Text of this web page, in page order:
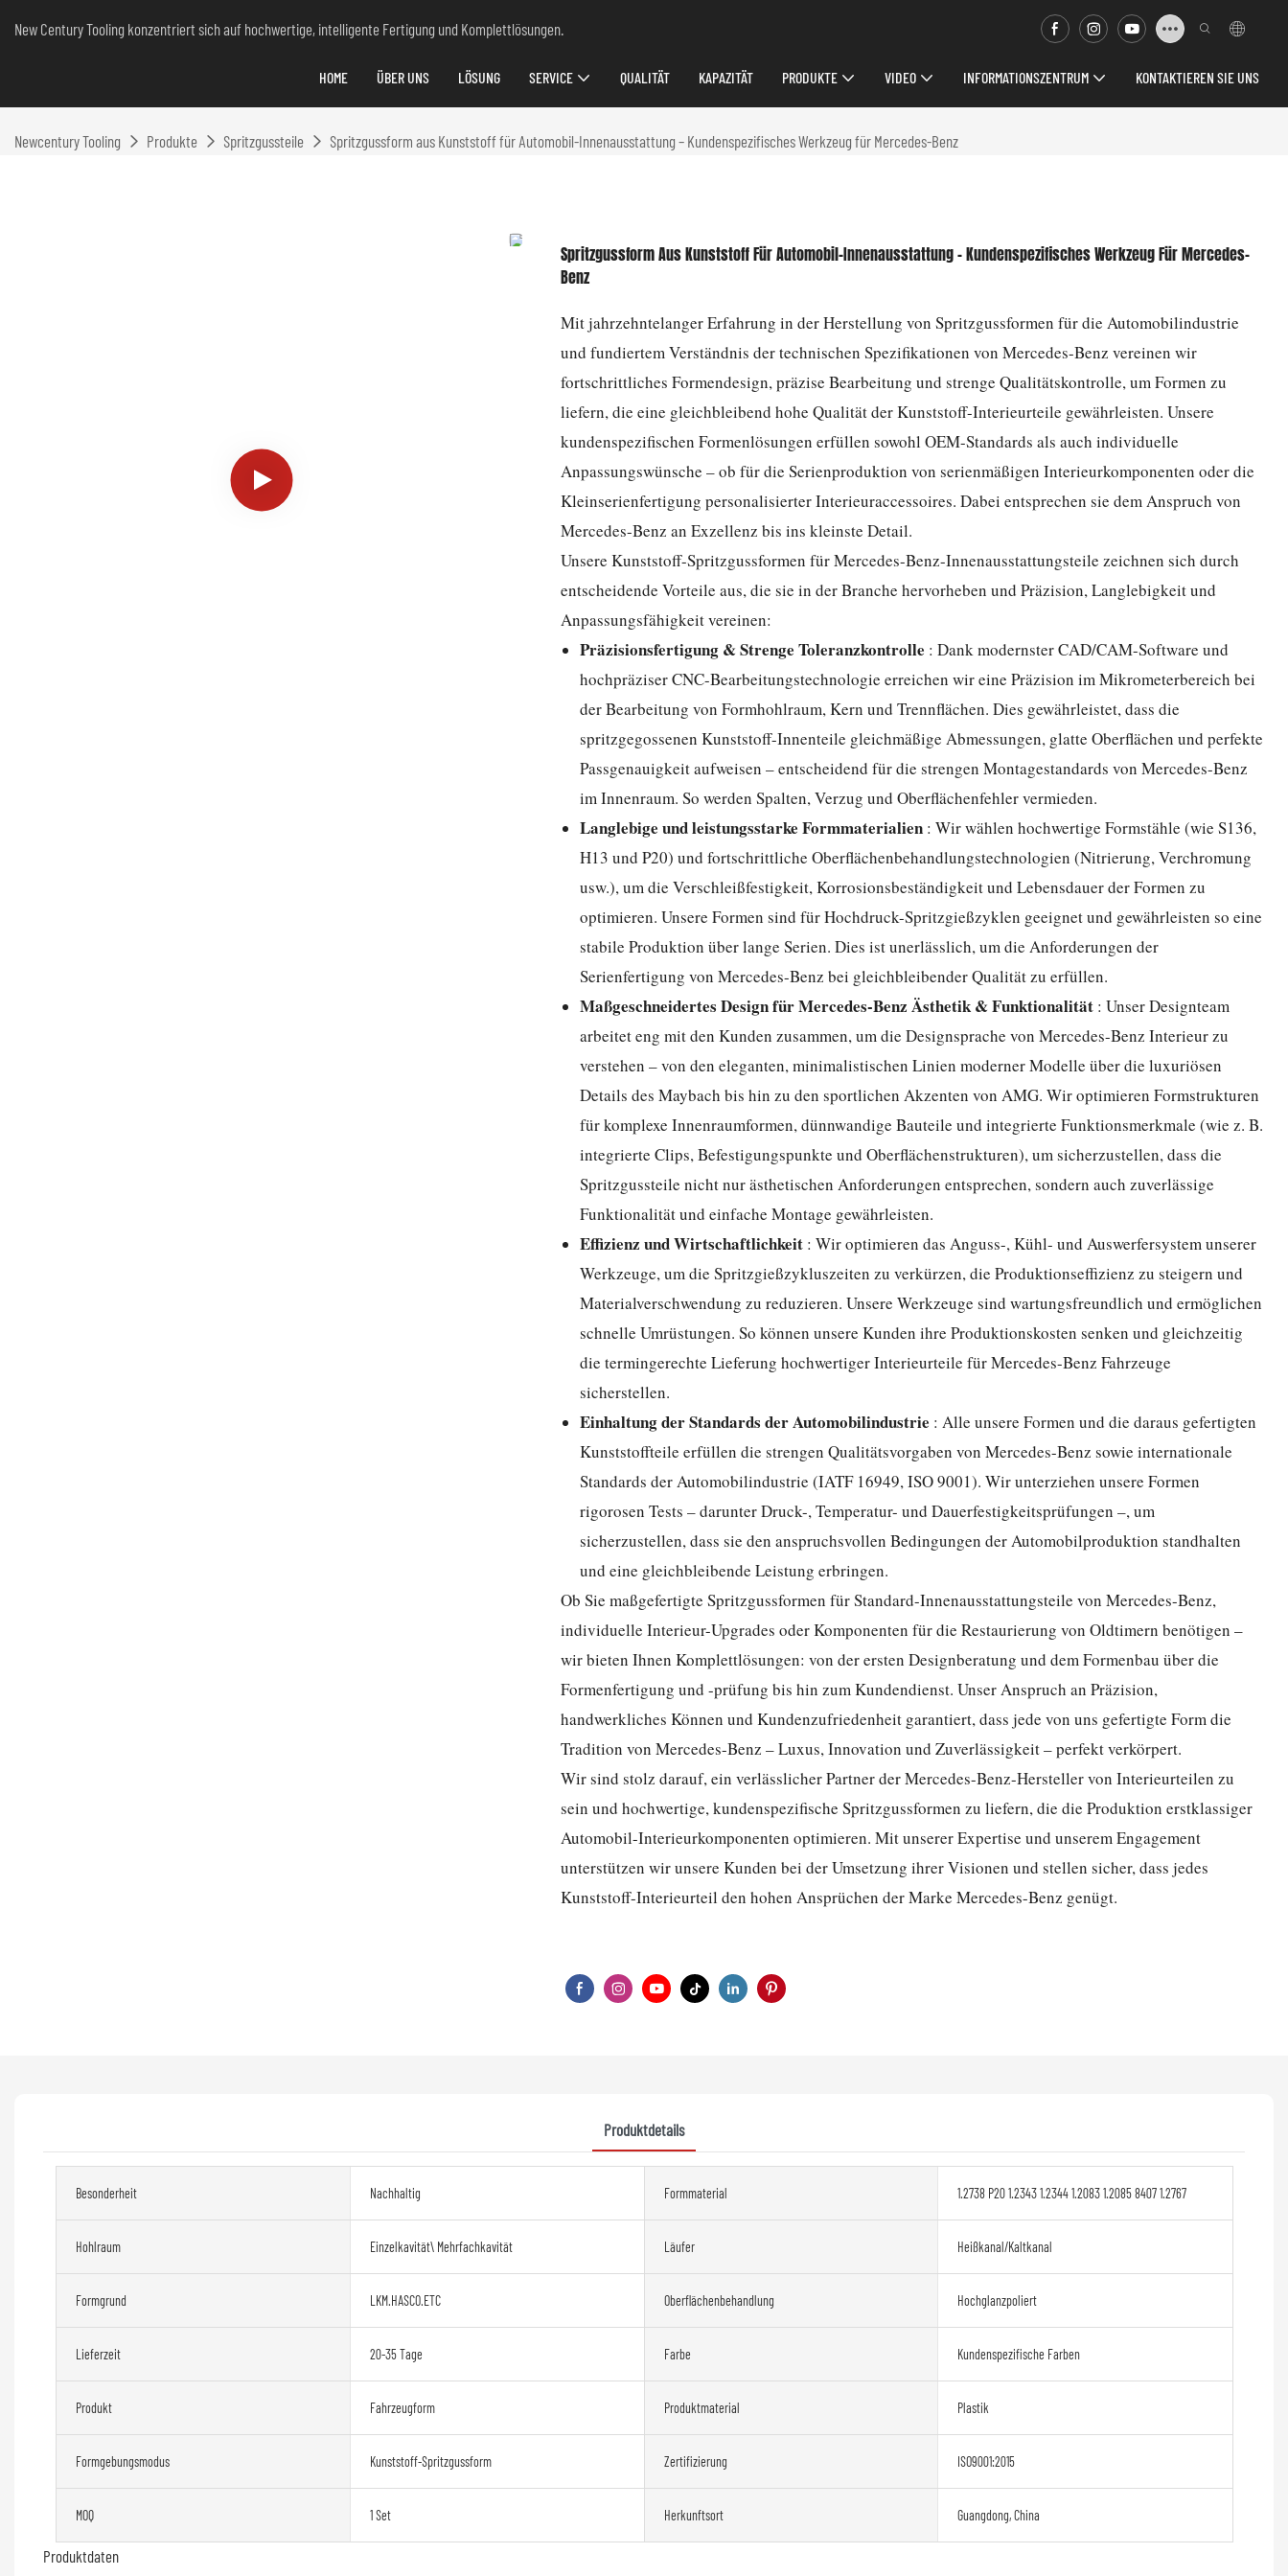
New Century Tooling konzentriert sich auf hochwertige, intelligente Fertigung und Komplettlösungen.
HOME ÜBER UNS LÖSUNG SERVICE QUALITÄT KAPAZITÄT PRODUKTE VIDEO INFORMATIONSZENTRUM KONTAKTIEREN SIE UNS
Newcentury Tooling Produkte Spritzgussteile Spritzgussform aus Kunststoff für Automobil-Innenausstattung – Kundenspezifisches Werkzeug für Mercedes-Benz
Spritzgussform Aus Kunststoff Für Automobil-Innenausstattung – Kundenspezifisches Werkzeug Für Mercedes-
Benz
Mit jahrzehntelanger Erfahrung in der Herstellung von Spritzgussformen für die Automobilindustrie
und fundiertem Verständnis der technischen Spezifikationen von Mercedes-Benz vereinen wir
fortschrittliches Formendesign, präzise Bearbeitung und strenge Qualitätskontrolle, um Formen zu
liefern, die eine gleichbleibend hohe Qualität der Kunststoff-Interieurteile gewährleisten. Unsere
kundenspezifischen Formenlösungen erfüllen sowohl OEM-Standards als auch individuelle
Anpassungswünsche – ob für die Serienproduktion von serienmäßigen Interieurkomponenten oder die
Kleinserienfertigung personalisierter Interieuraccessoires. Dabei entsprechen sie dem Anspruch von
Mercedes-Benz an Exzellenz bis ins kleinste Detail.
Unsere Kunststoff-Spritzgussformen für Mercedes-Benz-Innenausstattungsteile zeichnen sich durch
entscheidende Vorteile aus, die sie in der Branche hervorheben und Präzision, Langlebigkeit und
Anpassungsfähigkeit vereinen:
Präzisionsfertigung & Strenge Toleranzkontrolle : Dank modernster CAD/CAM-Software und
hochpräziser CNC-Bearbeitungstechnologie erreichen wir eine Präzision im Mikrometerbereich bei
der Bearbeitung von Formhohlraum, Kern und Trennflächen. Dies gewährleistet, dass die
spritzgegossenen Kunststoff-Innenteile gleichmäßige Abmessungen, glatte Oberflächen und perfekte
Passgenauigkeit aufweisen – entscheidend für die strengen Montagestandards von Mercedes-Benz
im Innenraum. So werden Spalten, Verzug und Oberflächenfehler vermieden.
Langlebige und leistungsstarke Formmaterialien : Wir wählen hochwertige Formstähle (wie S136,
H13 und P20) und fortschrittliche Oberflächenbehandlungstechnologien (Nitrierung, Verchromung
usw.), um die Verschleißfestigkeit, Korrosionsbeständigkeit und Lebensdauer der Formen zu
optimieren. Unsere Formen sind für Hochdruck-Spritzgießzyklen geeignet und gewährleisten so eine
stabile Produktion über lange Serien. Dies ist unerlässlich, um die Anforderungen der
Serienfertigung von Mercedes-Benz bei gleichbleibender Qualität zu erfüllen.
Maßgeschneidertes Design für Mercedes-Benz Ästhetik & Funktionalität : Unser Designteam
arbeitet eng mit den Kunden zusammen, um die Designsprache von Mercedes-Benz Interieur zu
verstehen – von den eleganten, minimalistischen Linien moderner Modelle über die luxuriösen
Details des Maybach bis hin zu den sportlichen Akzenten von AMG. Wir optimieren Formstrukturen
für komplexe Innenraumformen, dünnwandige Bauteile und integrierte Funktionsmerkmale (wie z. B.
integrierte Clips, Befestigungspunkte und Oberflächenstrukturen), um sicherzustellen, dass die
Spritzgussteile nicht nur ästhetischen Anforderungen entsprechen, sondern auch zuverlässige
Funktionalität und einfache Montage gewährleisten.
Effizienz und Wirtschaftlichkeit : Wir optimieren das Anguss-, Kühl- und Auswerfersystem unserer
Werkzeuge, um die Spritzgießzykluszeiten zu verkürzen, die Produktionseffizienz zu steigern und
Materialverschwendung zu reduzieren. Unsere Werkzeuge sind wartungsfreundlich und ermöglichen
schnelle Umrüstungen. So können unsere Kunden ihre Produktionskosten senken und gleichzeitig
die termingerechte Lieferung hochwertiger Interieurteile für Mercedes-Benz Fahrzeuge
sicherstellen.
Einhaltung der Standards der Automobilindustrie : Alle unsere Formen und die daraus gefertigten
Kunststoffteile erfüllen die strengen Qualitätsvorgaben von Mercedes-Benz sowie internationale
Standards der Automobilindustrie (IATF 16949, ISO 9001). Wir unterziehen unsere Formen
rigorosen Tests – darunter Druck-, Temperatur- und Dauerfestigkeitsprüfungen –, um
sicherzustellen, dass sie den anspruchsvollen Bedingungen der Automobilproduktion standhalten
und eine gleichbleibende Leistung erbringen.
Ob Sie maßgefertigte Spritzgussformen für Standard-Innenausstattungsteile von Mercedes-Benz,
individuelle Interieur-Upgrades oder Komponenten für die Restaurierung von Oldtimern benötigen –
wir bieten Ihnen Komplettlösungen: von der ersten Designberatung und dem Formenbau über die
Formenfertigung und -prüfung bis hin zum Kundendienst. Unser Anspruch an Präzision,
handwerkliches Können und Kundenzufriedenheit garantiert, dass jede von uns gefertigte Form die
Tradition von Mercedes-Benz – Luxus, Innovation und Zuverlässigkeit – perfekt verkörpert.
Wir sind stolz darauf, ein verlässlicher Partner der Mercedes-Benz-Hersteller von Interieurteilen zu
sein und hochwertige, kundenspezifische Spritzgussformen zu liefern, die die Produktion erstklassiger
Automobil-Interieurkomponenten optimieren. Mit unserer Expertise und unserem Engagement
unterstützen wir unsere Kunden bei der Umsetzung ihrer Visionen und stellen sicher, dass jedes
Kunststoff-Interieurteil den hohen Ansprüchen der Marke Mercedes-Benz genügt.
Produktdetails
Besonderheit Nachhaltig Formmaterial 1.2738 P20 1.2343 1.2344 1.2083 1.2085 8407 1.2767
Hohlraum Einzelkavität\ Mehrfachkavität Läufer Heißkanal/Kaltkanal
Formgrund LKM.HASCO.ETC Oberflächenbehandlung Hochglanzpoliert
Lieferzeit 20-35 Tage Farbe Kundenspezifische Farben
Produkt Fahrzeugform Produktmaterial Plastik
Formgebungsmodus Kunststoff-Spritzgussform Zertifizierung ISO9001:2015
MOQ 1 Set Herkunftsort Guangdong, China
Produktdaten